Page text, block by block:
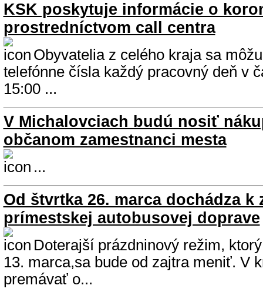
KSK poskytuje informácie o
prostredníctvom call centra
Obyvatelia z celého kraja sa
telefónne čísla každý pracovný deň v
15:00 ...
V Michalovciach budú nosiť
občanom zamestnanci mesta
...
Od štvrtka 26. marca dochádza k
prímestskej autobusovej doprave
Doterajší prázdninový režim,
13. marca,sa bude od zajtra meniť. V
premávať o...